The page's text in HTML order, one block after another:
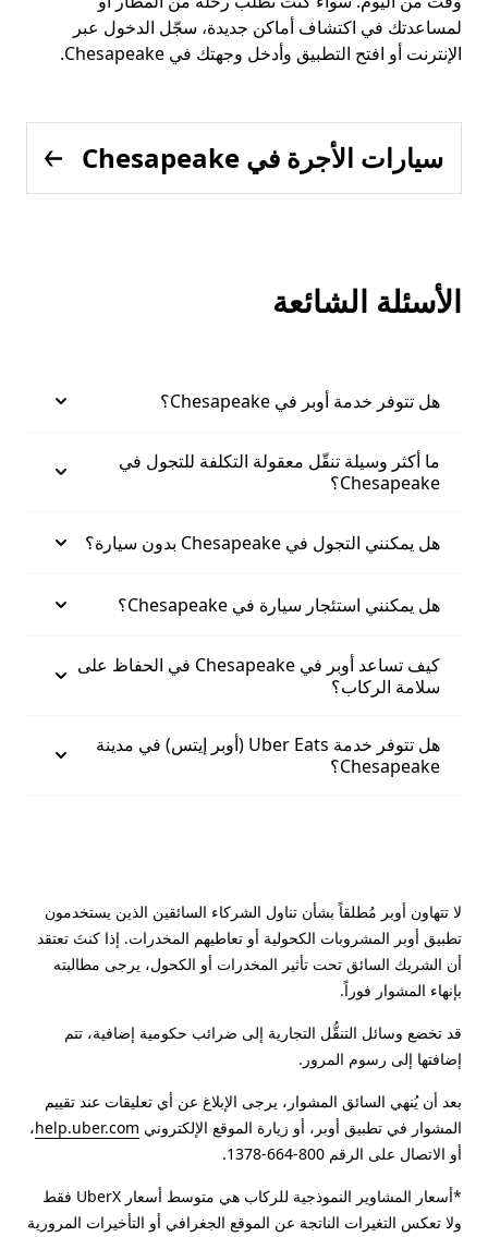
لمساعدتك في اكتشاف أماكن جديدة، سجّل الدخول عبر
الإنترنت أو افتح التطبيق وأدخل وجهتك في Chesapeake.
سيارات الأجرة في Chesapeake
الأسئلة الشائعة
هل تتوفر خدمة أوبر في Chesapeake؟
ما أكثر وسيلة تنقّل معقولة التكلفة للتجول في
Chesapeake؟
هل يمكنني التجول في Chesapeake بدون سيارة؟
هل يمكنني استئجار سيارة في Chesapeake؟
كيف تساعد أوبر في Chesapeake في الحفاظ على
سلامة الركاب؟
هل تتوفر خدمة Uber Eats (أوبر إيتس) في مدينة
Chesapeake؟
لا تتهاون أوبر مُطلقاً بشأن تناول الشركاء السائقين الذين يستخدمون
تطبيق أوبر المشروبات الكحولية أو تعاطيهم المخدرات. إذا كنتَ تعتقد
أن الشريك السائق تحت تأثير المخدرات أو الكحول، يرجى مطالبته
بإنهاء المشوار فوراً.
قد تخضع وسائل التنقُّل التجارية إلى ضرائب حكومية إضافية، تتم
إضافتها إلى رسوم المرور.
بعد أن يُنهي السائق المشوار، يرجى الإبلاغ عن أي تعليقات عند تقييم
المشوار في تطبيق أوبر، أو زيارة الموقع الإلكتروني help.uber.com،
أو الاتصال على الرقم 800-664-1378.
*أسعار المشاوير النموذجية للركاب هي متوسط أسعار UberX فقط
ولا تعكس التغيرات الناتجة عن الموقع الجغرافي أو التأخيرات المرورية